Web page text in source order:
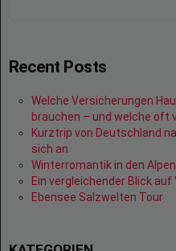
Recent Posts
Welche Versicherungen
brauchen – und welche oft
Kurztrip von Deutschland
sich an
Winterromantik in den Alpen
Ein vergleichender Blick
Ebensee Salzwelten Tour